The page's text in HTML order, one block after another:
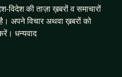
की ताज़ा ख़बरों व समाचारों
अपने विचार अथवा ख़बरों को
धन्यवाद